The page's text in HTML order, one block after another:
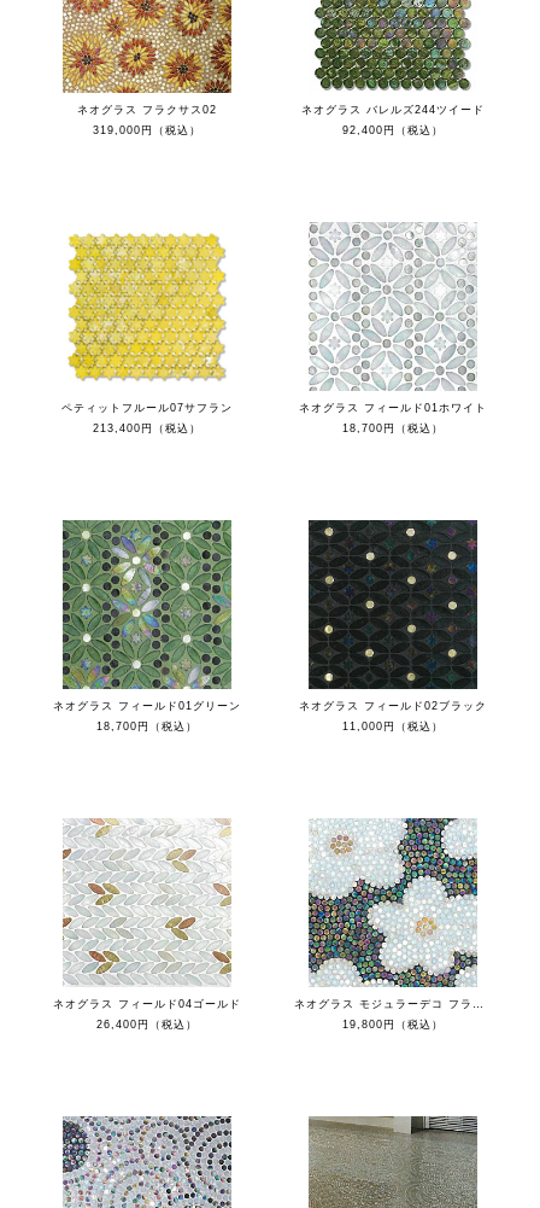
ネオグラス フラクサス02
319,000円（税込）
ネオグラス バレルズ244ツイード
92,400円（税込）
ペティットフルール07サフラン
213,400円（税込）
ネオグラス フィールド01ホワイト
18,700円（税込）
ネオグラス フィールド01グリーン
18,700円（税込）
ネオグラス フィールド02ブラック
11,000円（税込）
ネオグラス フィールド04ゴールド
26,400円（税込）
ネオグラス モジュラーデコ フラワーベルベット
19,800円（税込）